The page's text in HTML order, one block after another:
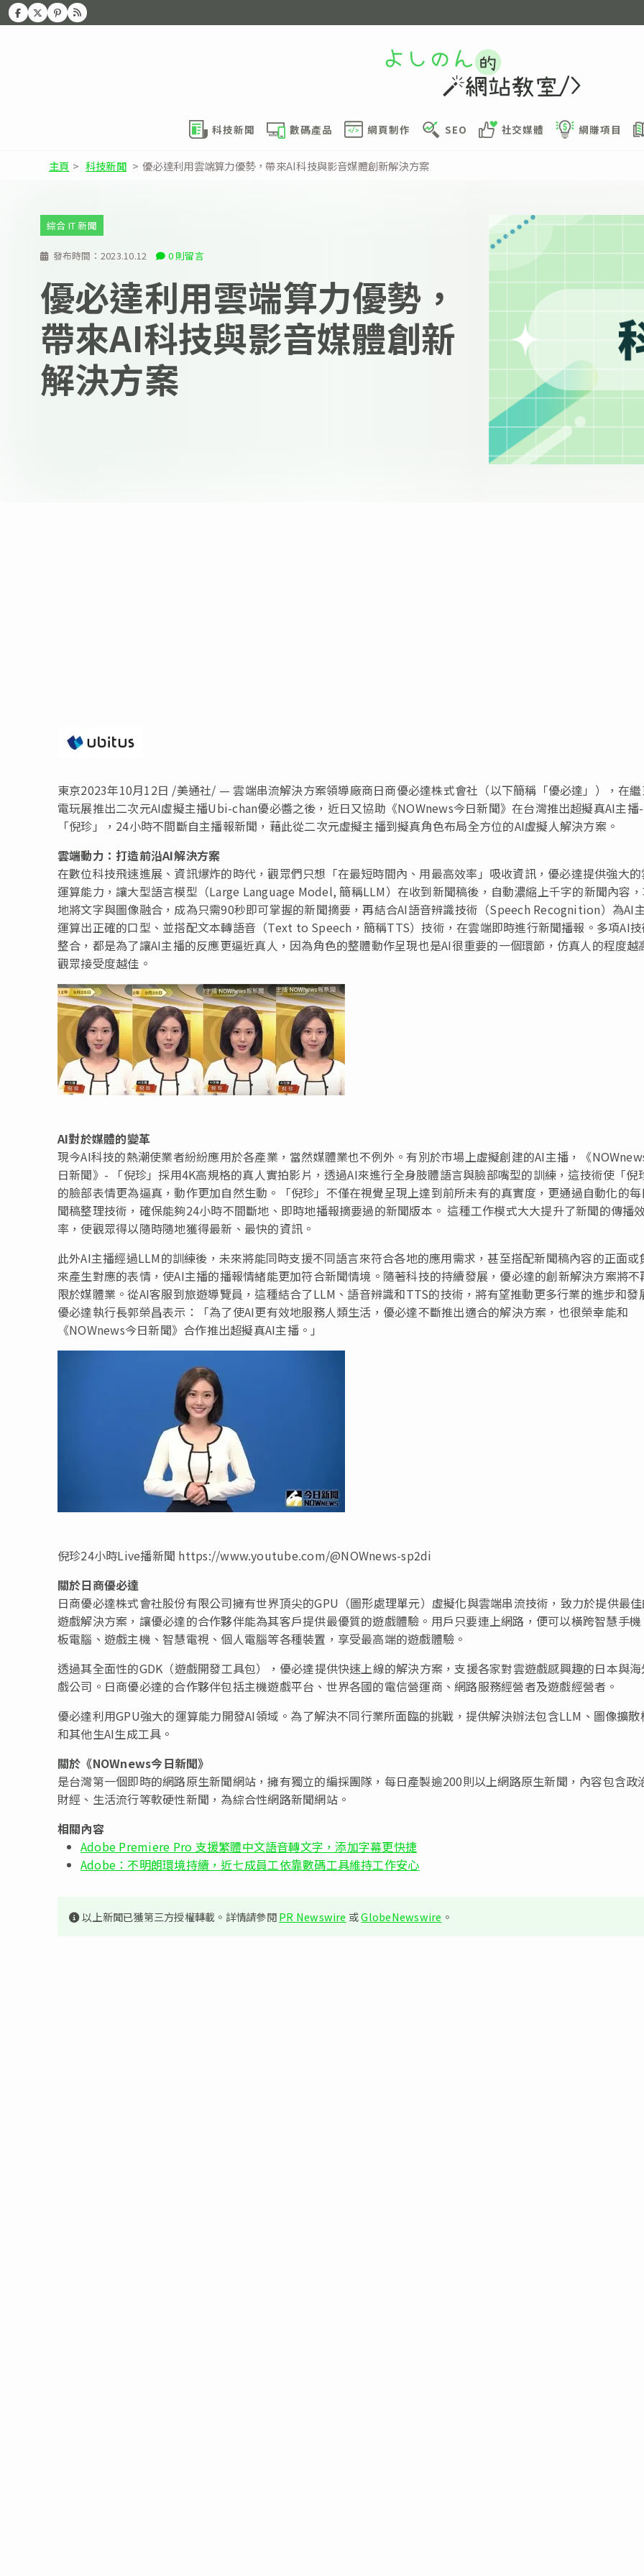
科技新聞 數碼產品 網頁制作 SEO 社交媒體 網賺項目
主頁 > 科技新聞 > 優必達利用雲端算力優勢，帶來AI科技與影音媒體創新解決方案
發布時間： 2023.10.12 0 則留言
綜合 IT 新聞
優必達利用雲端算力優勢，
帶來AI科技與影音媒體創新
解決方案
東京2023年10月12日 /美通社/ — 雲端串流解決方案領導廠商日商優必達株式會社（以下簡稱「優必達」），在繼
電玩展推出二次元AI虛擬主播Ubi-chan優必醬之後，近日又協助《NOWnews今日新聞》在台灣推出超擬真AI主播-
「倪珍」，24小時不間斷自主播報新聞，藉此從二次元虛擬主播到擬真角色布局全方位的AI虛擬人解決方案。
雲端動力：打造前沿AI解決方案
在數位科技飛速進展、資訊爆炸的時代，觀眾們只想「在最短時間內、用最高效率」吸收資訊，優必達提供強大
運算能力，讓大型語言模型（Large Language Model, 簡稱LLM）在收到新聞稿後，自動濃縮上千字的新聞內容
地將文字與圖像融合，成為只需90秒即可掌握的新聞摘要，再結合AI語音辨識技術（Speech Recognition）為AI
運算出正確的口型、並搭配文本轉語音（Text to Speech，簡稱TTS）技術，在雲端即時進行新聞播報。多項AI技
整合，都是為了讓AI主播的反應更逼近真人，因為角色的整體動作呈現也是AI很重要的一個環節，仿真人的程度越
觀眾接受度越佳。
AI對於媒體的變革
現今AI科技的熱潮使業者紛紛應用於各產業，當然媒體業也不例外。有別於市場上虛擬創建的AI主播，《
日新聞》- 「倪珍」採用4K高規格的真人實拍影片，透過AI來進行全身肢體語言與臉部嘴型的訓練，這技術使「倪
的臉部表情更為逼真，動作更加自然生動。「倪珍」不僅在視覺呈現上達到前所未有的真實度，更通過自動化的每
聞稿整理技術，確保能夠24小時不間斷地、即時地播報摘要過的新聞版本。 這種工作模式大大提升了新聞的傳播
率，使觀眾得以隨時隨地獲得最新、最快的資訊。
此外AI主播經過LLM的訓練後，未來將能同時支援不同語言來符合各地的應用需求，甚至搭配新聞稿內容的正面或
來產生對應的表情，使AI主播的播報情緒能更加符合新聞情境。隨著科技的持續發展，優必達的創新解決方案將不
限於媒體業。從AI客服到旅遊導覽員，這種結合了LLM、語音辨識和TTS的技術，將有望推動更多行業的進步和發
優必達執行長郭榮昌表示：「為了使AI更有效地服務人類生活，優必達不斷推出適合的解決方案，也很榮幸能和
《NOWnews今日新聞》合作推出超擬真AI主播。」
倪珍24小時Live播新聞 https://www.youtube.com/@NOWnews-sp2di
關於日商優必達
日商優必達株式會社股份有限公司擁有世界頂尖的GPU（圖形處理單元）虛擬化與雲端串流技術，致力於提供最
遊戲解決方案，讓優必達的合作夥伴能為其客戶提供最優質的遊戲體驗。用戶只要連上網路，便可以橫跨智慧手機
板電腦、遊戲主機、智慧電視、個人電腦等各種裝置，享受最高端的遊戲體驗。
透過其全面性的GDK（遊戲開發工具包），優必達提供快速上線的解決方案，支援各家對雲遊戲感興趣的日本與
戲公司。日商優必達的合作夥伴包括主機遊戲平台、世界各國的電信營運商、網路服務經營者及遊戲經營者。
優必達利用GPU強大的運算能力開發AI領域。為了解決不同行業所面臨的挑戰，提供解決辦法包含LLM、圖像擴散
和其他生AI生成工具。
關於 《NOWnews今日新聞》
是台灣第一個即時的網路原生新聞網站，擁有獨立的編採團隊，每日產製逾200則以上網路原生新聞，內容包含政
財經、生活流行等軟硬性新聞，為綜合性網路新聞網站。
相關內容
Adobe Premiere Pro 支援繁體中文語音轉文字，添加字幕更快捷
Adobe：不明朗環境持續，近七成員工依靠數碼工具維持工作安心
以上新聞已獲第三方授權轉載。詳情請參閱PR Newswire 或GlobeNewswire 。